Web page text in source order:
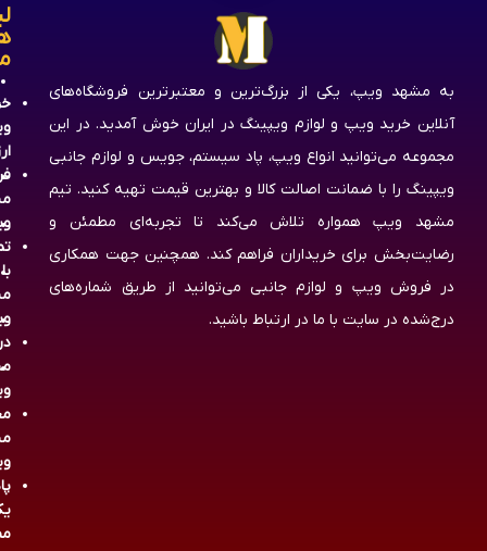
به مشهد ویپ، یکی از بزرگ‌ترین و معتبرترین فروشگاه‌های
آنلاین خرید ویپ و لوازم ویپینگ در ایران خوش آمدید. در این
مجموعه می‌توانید انواع ویپ، پاد سیستم، جویس و لوازم جانبی
ویپینگ را با ضمانت اصالت کالا و بهترین قیمت تهیه کنید. تیم
مشهد ویپ همواره تلاش می‌کند تا تجربه‌ای مطمئن و
رضایت‌بخش برای خریداران فراهم کند. همچنین جهت همکاری
در فروش ویپ و لوازم جانبی می‌توانید از طریق شماره‌های
درج‌شده در سایت با ما در ارتباط باشید.
با